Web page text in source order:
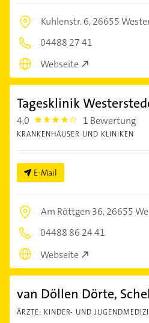
Kuhlenstr. 6,26655
04488 27 41
Webseite
Tagesklinik
4,0 4.0 1 Bewertung
KRANKENHÄUSER UND KLINIKEN
E-Mail
Am Röttgen 36,26655
04488 86 24 41
Webseite
van Döllen Dörte,
ÄRZTE: KINDER- UND